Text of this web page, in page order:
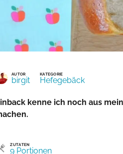
AUTOR
birgit
KATEGORIE
Hefegebäck
ZUTATEN
9 PortionenPortionen